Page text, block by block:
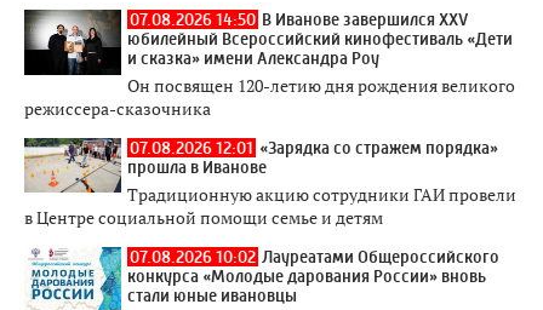
07.08.2026 14:50 В Иванове завершился XXV
юбилейный Всероссийский кинофестиваль «Дети
и сказка» имени Александра Роу
Он посвящен 120-летию дня рождения великого
режиссера-сказочника
07.08.2026 12:01 «Зарядка со стражем порядка»
прошла в Иванове
Традиционную акцию сотрудники ГАИ провели
в Центре социальной помощи семье и детям
07.08.2026 10:02 Лауреатами Общероссийского
конкурса «Молодые дарования России» вновь
стали юные ивановцы